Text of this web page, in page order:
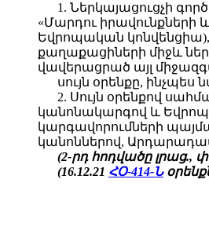
1. Ներկայացուցչի
«Մարդու իրավունքների
Եվրոպական կոնվենցիա),
քաղաքացիների միջև
վավերացրած այլ
սույն օրենքը,
2. Սույն օրենքով
կանոնակարգով և
կարգավորումների
կանոններով,
(2-րդ հոդվածը լրաց.,
(16.12.21 ՀՕ-414-Ն